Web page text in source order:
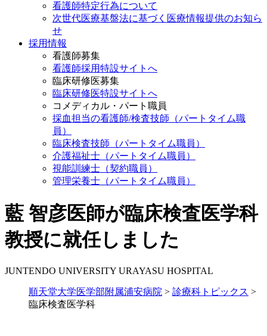
看護師特定行為について
次世代医療基盤法に基づく医療情報提供のお知ら
せ
採用情報
看護師募集
看護師採用特設サイトへ
臨床研修医募集
臨床研修医特設サイトへ
コメディカル・パート職員
採血担当の看護師/検査技師（パートタイム職
員）
臨床検査技師（パートタイム職員）
介護福祉士（パートタイム職員）
視能訓練士（契約職員）
管理栄養士（パートタイム職員）
藍 智彦医師が臨床検査医学科
教授に就任しました
JUNTENDO UNIVERSITY URAYASU HOSPITAL
順天堂大学医学部附属浦安病院 > 診療科トピックス >
臨床検査医学科